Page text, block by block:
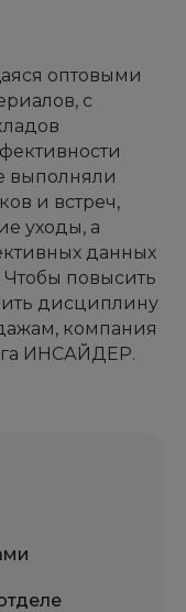
оптовыми
с
выполняли
и встреч,
уходы, а
данных
Чтобы повысить
дисциплину
компания
ИНСАЙДЕР.